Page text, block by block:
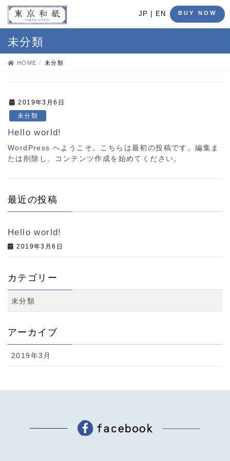
JP | EN BUY NOW
未分類
HOME 未分類
2019年3月6日
未分類
Hello world!
WordPress へようこそ。こちらは最初の投稿です。編集ま
たは削除し、コンテンツ作成を始めてください。
最近の投稿
Hello world!
2019年3月6日
カテゴリー
未分類
アーカイブ
2019年3月